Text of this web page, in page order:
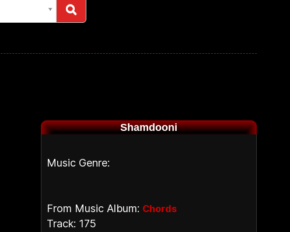
Shamdooni
Music Genre:
From Music Album: Chords
Track: 175